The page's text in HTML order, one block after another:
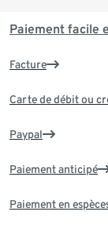
Paiement facile
Facture
Carte de débit ou
Paypal
Paiement anticipé
Paiement en